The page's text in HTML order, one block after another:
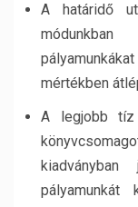
A határidő
mértékben
A legjobb tíz